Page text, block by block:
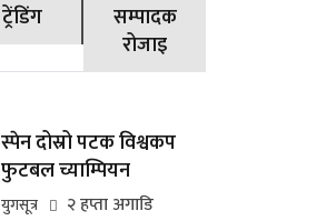
ट्रेंडिंग
सम्पादक
रोजाइ
स्पेन दोस्रो पटक विश्वकप
फुटबल च्याम्पियन
युगसूत्र २ हप्ता अगाडि